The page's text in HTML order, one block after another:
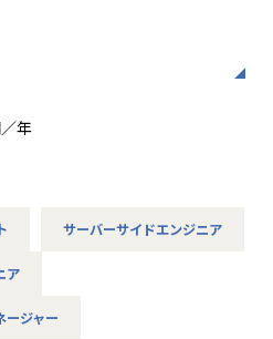
支援戦略を中心に事業を展開
領域でシェアNO.1を目指し
モートワーク活用があり平
に応じて柔軟な働き方がで
ンスを重視した環境が整っ
ができる
件数がある
価値を上げられる！
年
サーバーサイドエンジニア
ア
ージャー